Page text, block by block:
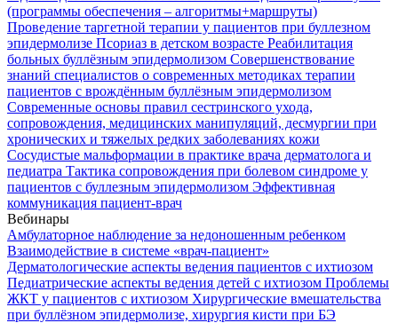
(программы обеспечения – алгоритмы+маршруты)
Проведение таргетной терапии у пациентов при буллезном
эпидермолизе Псориаз в детском возрасте Реабилитация
больных буллёзным эпидермолизом Совершенствование
знаний специалистов о современных методиках терапии
пациентов с врождённым буллёзным эпидермолизом
Современные основы правил сестринского ухода,
сопровождения, медицинских манипуляций, десмургии при
хронических и тяжелых редких заболеваниях кожи
Сосудистые мальформации в практике врача дерматолога и
педиатра Тактика сопровождения при болевом синдроме у
пациентов с буллезным эпидермолизом Эффективная
коммуникация пациент-врач
Вебинары
Амбулаторное наблюдение за недоношенным ребенком
Взаимодействие в системе «врач-пациент»
Дерматологические аспекты ведения пациентов с ихтиозом
Педиатрические аспекты ведения детей с ихтиозом Проблемы
ЖКТ у пациентов с ихтиозом Хирургические вмешательства
при буллёзном эпидермолизе, хирургия кисти при БЭ